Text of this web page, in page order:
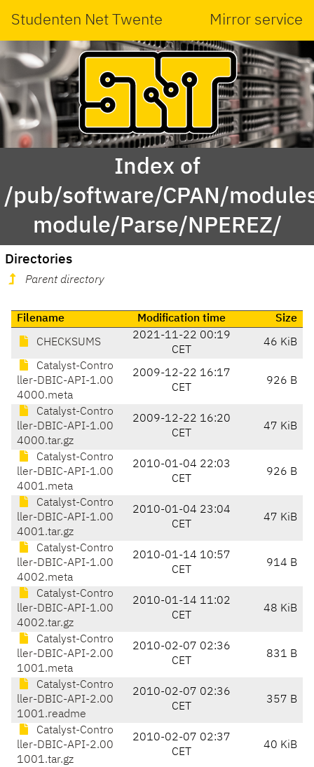
Studenten Net Twente Mirror service
Index of
/pub/software/CPAN/
module/Parse/NPEREZ/
Directories
Parent directory
Filename Modification time Size
CHECKSUMS
2021-11-22 00:19
CET
46 KiB
Catalyst-Contro
ller-DBIC-API-1.00
4000.meta
2009-12-22 16:17
CET
926 B
Catalyst-Contro
ller-DBIC-API-1.00
4000.tar.gz
2009-12-22 16:20
CET
47 KiB
Catalyst-Contro
ller-DBIC-API-1.00
4001.meta
2010-01-04 22:03
CET
926 B
Catalyst-Contro
ller-DBIC-API-1.00
4001.tar.gz
2010-01-04 23:04
CET
47 KiB
Catalyst-Contro
ller-DBIC-API-1.00
4002.meta
2010-01-14 10:57
CET
914 B
Catalyst-Contro
ller-DBIC-API-1.00
4002.tar.gz
2010-01-14 11:02
CET
48 KiB
Catalyst-Contro
ller-DBIC-API-2.00
1001.meta
2010-02-07 02:36
CET
831 B
Catalyst-Contro
ller-DBIC-API-2.00
1001.readme
2010-02-07 02:36
CET
357 B
Catalyst-Contro
ller-DBIC-API-2.00
1001.tar.gz
2010-02-07 02:37
CET
40 KiB